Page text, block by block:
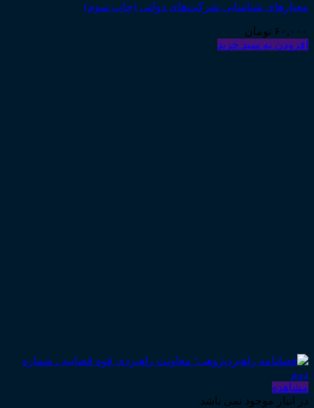
معیارهای شناسایی شرکت‌های دولتی (چاپ سوم)
۶۰,۰۰۰ تومان
افزودن به سبد خرید
مشاهده
در انبار موجود نمی باشد